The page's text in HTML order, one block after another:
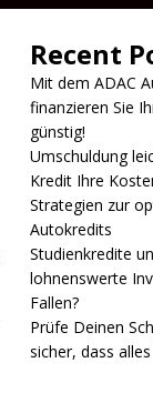
Recent
Mit dem ADAC
finanzieren Sie
günstig!
Umschuldung
Kredit Ihre
Strategien zur
Autokredits
Studienkredite
lohnenswerte
Fallen?
Prüfe Deinen
sicher, dass